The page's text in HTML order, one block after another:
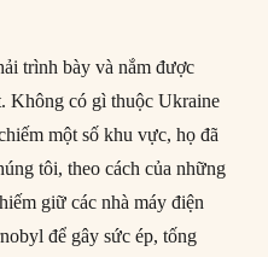
trình bày và nắm được
Không có gì thuộc Ukraine
một số khu vực, họ đã
tôi, theo cách của những
giữ các nhà máy điện
để gây sức ép, tống